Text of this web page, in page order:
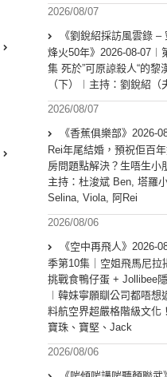
2026/08/07
《劉銳紹採訪風雲錄 –
烽火50年》2026-08-07︱
集 死於”可原諒殺人“的黎
（下）︱主持：劉銳紹（
2026/08/07
《香蕉俱樂部》2026-
Rei年尾結婚，預祝佢百
房問題點解決？生唔生小
主持：杜浚斌 Ben, 塔羅
Selina, Viola, 阿Rei
2026/08/06
《空中再飛人》2026-
季第10集｜空姐飛馬尼拉
挑戰食鴨仔蛋 + Jollibee
︱韓妹寧願瞓公司都唔想
料航空界超嚴格階級文化
寶珠、寶堅、Jack
2026/08/06